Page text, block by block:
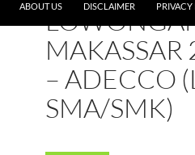
ABOUT US DISCLAIMER
MAKASSAR
– ADECCO
SMA/SMK)